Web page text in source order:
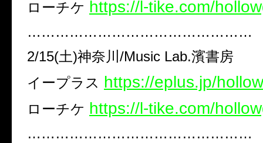
ローチケ https://l-tike.com/
…………………………………………
2/15(土)神奈川/Music Lab.濱書房
イープラス https://eplus.jp/
ローチケ https://l-tike.com/
…………………………………………